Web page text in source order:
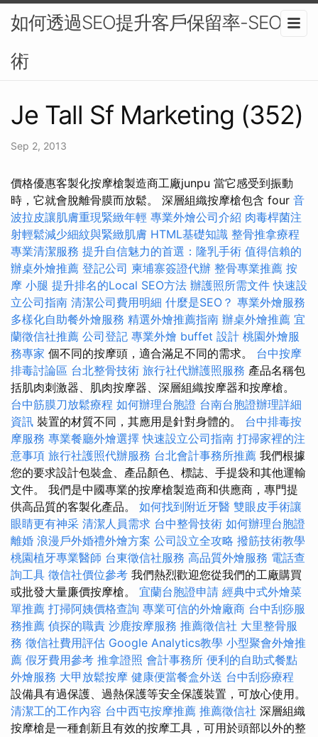
如何透過SEO提升客戶保留率-SEO技
術
Je Tall Sf Marketing (352)
Sep 2, 2013
價格優惠客製化按摩槍製造商工廠junpu 當它感受到振動
時，它就會脫離骨膜而放鬆。 深層組織按摩槍包含 four 音
波拉皮讓肌膚重現緊緻年輕 專業外燴公司介紹 肉毒桿菌注
射輕鬆減少細紋與緊緻肌膚 HTML基礎知識 整骨推拿療程
專業清潔服務 提升自信魅力的首選：隆乳手術 值得信賴的
辦桌外燴推薦 登記公司 柬埔寨簽證代辦 整骨專業推薦 按
摩 小腿 提升排名的Local SEO方法 辦護照所需文件 快速設
立公司指南 清潔公司費用明細 什麼是SEO？ 專業外燴服務
多樣化自助餐外燴服務 精選外燴推薦指南 辦桌外燴推薦 宜
蘭徵信社推薦 公司登記 專業外燴 buffet 設計 桃園外燴服
務專家 個不同的按摩頭，適合滿足不同的需求。 台中按摩
排毒討論區 台北整骨技術 旅行社代辦護照服務 產品名稱包
括肌肉刺激器、肌肉按摩器、深層組織按摩器和按摩槍。
台中筋膜刀放鬆療程 如何辦理台胞證 台南台胞證辦理詳細
資訊 裝置的材質不同，其應用是針對身體的。 台中排毒按
摩服務 專業餐廳外燴選擇快速設立公司指南 打掃家裡的注
意事項 旅行社護照代辦服務 台北會計事務所推薦 我們根據
您的要求設計包裝盒、產品顏色、標誌、手提袋和其他運輸
文件。 我們是中國專業的按摩槍製造商和供應商，專門提
供高品質的客製化產品。 如何找到附近牙醫 雙眼皮手術讓
眼睛更有神采 清潔人員需求 台中整骨技術 如何辦理台胞證
離婚 浪漫戶外婚禮外燴方案 公司設立全攻略 撥筋技術教學
桃園植牙專業醫師 台東徵信社服務 高品質外燴服務 電話查
詢工具 徵信社價位參考 我們熱烈歡迎您從我們的工廠購買
或批發大量廉價按摩槍。 宜蘭台胞證申請 經典中式外燴菜
單推薦 打掃阿姨價格查詢 專業可信的外燴廠商 台中刮痧服
務推薦 偵探的職責 沙鹿按摩服務 推薦徵信社 大里整骨服
務 徵信社費用評估 Google Analytics教學 小型聚會外燴推
薦 假牙費用參考 推拿證照 會計事務所 便利的自助式餐點
外燴服務 大甲放鬆按摩 健康便當餐盒外送 台中刮痧療程
設備具有過保護、過熱保護等安全保護裝置，可放心使用。
清潔工的工作內容 台中西屯按摩推薦 推薦徵信社 深層組織
按摩槍是一種創新且有效的按摩工具，可用於頭部以外的整